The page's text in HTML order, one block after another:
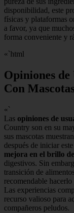
disponibilidad, este
físicas y plataformas
a favor, ya que
forma conveniente y
«`html
Opiniones
Con
«`
Las opiniones de
Country son en su
sus mascotas
después de iniciar
mejora en el brillo
digestivos. Sin
transición de
recomendable
Las experiencias
recurso valioso para
compañeros peludos.